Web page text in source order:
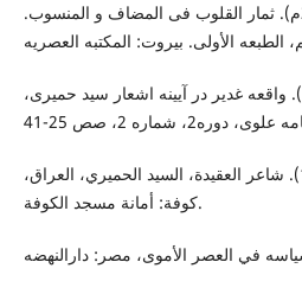
الثعالبی، أبو منصور (2003م). ثمار القلوب فی المضاف و المنسوب.
حاجی‌زاده، مهین (1390). واقعه غدير در آيينه اشعار سيد حميری،
حکيم، سید محمد تقی (1436). شاعر العقيدة، السيد الحميري، العراق،
کوفة: أمانة مسجد الکوفة.